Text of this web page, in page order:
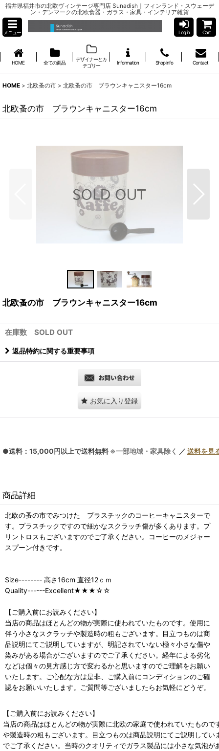
福井県福井市の北欧ヴィンテージ専門店 Sunadish｜フィンランド・スウェーデ
ン・デンマークの北欧食器・ガラス・家具・インテリア雑貨
メニュー Log in Cart
HOME 全ての商品
デザイナーとカ
テゴリー
Information Shop info Contact
HOME > 北欧蚤の市 > 北欧蚤の市 ブラウンキャニスター16cm
北欧蚤の市 ブラウンキャニスター16cm
北欧蚤の市 ブラウンキャニスター16cm
在庫数 SOLD OUT
返品特約に関する重要事項
お気に入り登録
●送料：15,000円以上で送料無料 ※一部地域・家具除く ／ 送料を見
商品詳細
北欧の蚤の市でみつけた プラスチックのコーヒーキャニスターで
す。プラスチックですので細かなスクラッチ傷が多くあります。プ
リントロスもございますのでご了承ください。コーヒーのメジャー
スプーン付きです。
Size-------- 高さ16cm 直径12ｃｍ
Quality------Excellent★★★☆☆
【ご購入前にお読みください】
当店の商品はほとんどの物が実際に使われていたものです。使用に
伴う小さなスクラッチや製造時の粗もございます。目立つものは商
品説明にてご説明していますが、明記されていない極々小さな傷や
染みがある場合がございますのでご了承ください。経年による劣化
などは個々の見方感じ方で変わるかと思いますのでご理解をお願い
いたします。ご心配な方は是非、ご購入前にコンディションのご確
認をお願いいたします。ご質問等ございましたらお気軽にどうぞ。
【ご購入前にお読みください】
当店の商品はほとんどの物が実際に北欧の家庭で使われていたもの
や製造時の粗もございます。目立つものは商品説明にてご説明して
でご了承ください。当時のクオリティでガラス製品には小さな気泡が